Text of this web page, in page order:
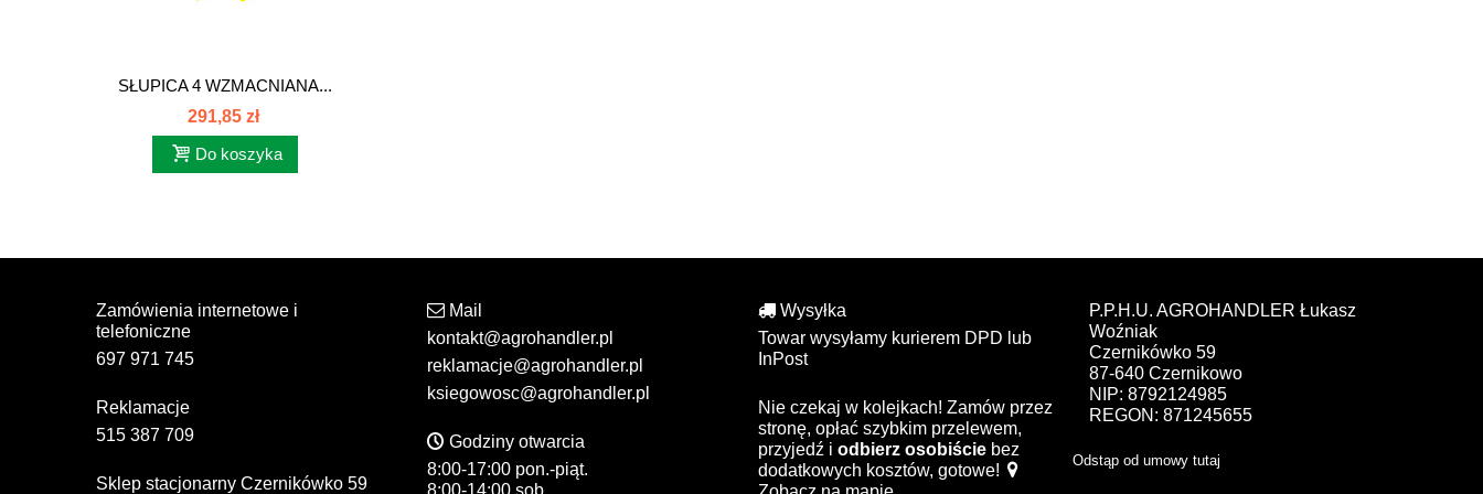
SŁUPICA 4 WZMACNIANA...
291,85 zł
Do koszyka
Zamówienia internetowe i
telefoniczne
697 971 745
Reklamacje
515 387 709
Sklep stacjonarny Czernikówko 59
Mail
kontakt@agrohandler.pl
reklamacje@agrohandler.pl
ksiegowosc@agrohandler.pl
Godziny otwarcia
8:00-17:00 pon.-piąt.
8:00-14:00 sob.
Wysyłka
Towar wysyłamy kurierem DPD lub
InPost
Nie czekaj w kolejkach! Zamów przez
stronę, opłać szybkim przelewem,
przyjedź i odbierz osobiście bez
dodatkowych kosztów, gotowe!
P.P.H.U. AGROHANDLER Łukasz
Woźniak
Czernikówko 59
87-640 Czernikowo
NIP: 8792124985
REGON: 871245655
Odstąp od umowy tutaj